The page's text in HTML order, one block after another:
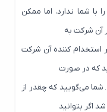
ندارد، اما ممکن
به
کننده آن شرکت
در صورت
که چقدر از
بتوانید